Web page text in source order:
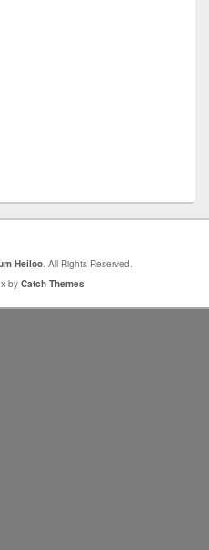
Heiloo . All Rights Reserved.
by Catch Themes